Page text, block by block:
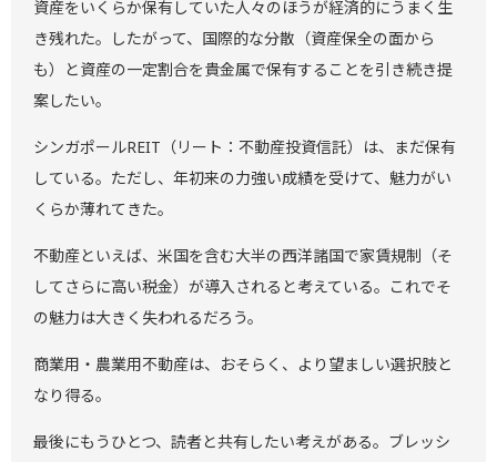
資産をいくらか保有していた人々のほうが経済的にうまく生
き残れた。したがって、国際的な分散（資産保全の面から
も）と資産の一定割合を貴金属で保有することを引き続き提
案したい。
シンガポールREIT（リート：不動産投資信託）は、まだ保有
している。ただし、年初来の力強い成績を受けて、魅力がい
くらか薄れてきた。
不動産といえば、米国を含む大半の西洋諸国で家賃規制（そ
してさらに高い税金）が導入されると考えている。これでそ
の魅力は大きく失われるだろう。
商業用・農業用不動産は、おそらく、より望ましい選択肢と
なり得る。
最後にもうひとつ、読者と共有したい考えがある。ブレッシ